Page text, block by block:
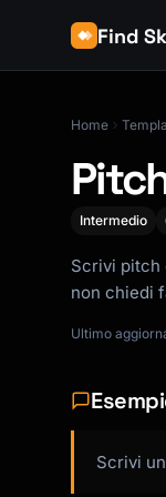
Find
Home
Intermedio
Scrivi pitch
non chiedi
Ultimo
Scrivi